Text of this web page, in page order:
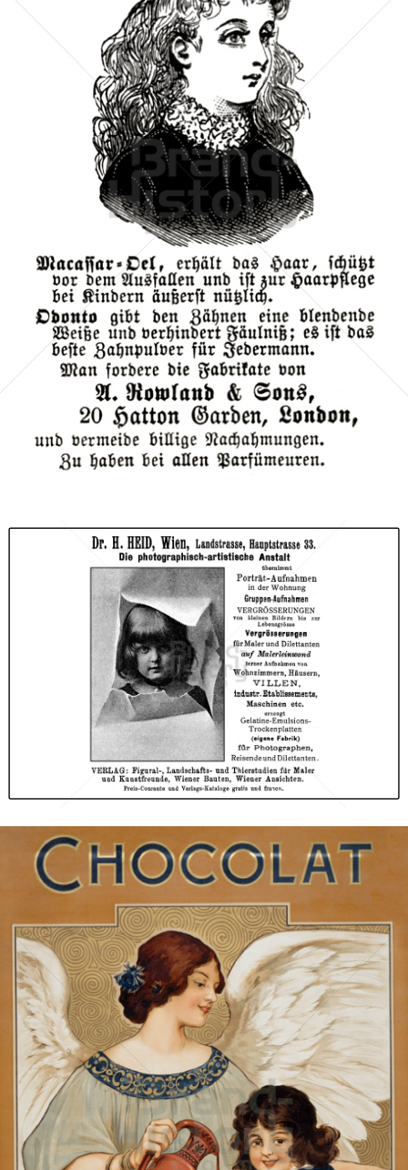
A. Rowland & Sons, London
A. Rowland & Sons, London
1882
Dr. H. HEID, Wien Dr. H. HEID, Wien
Suchard Milka Kraft Foods 1895